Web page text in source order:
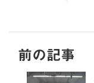
前の記事